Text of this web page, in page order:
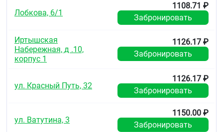
Лобкова, 6/1
1108.71 ₽
Забронировать
Иртышская
Набережная, д .10,
корпус 1
1126.17 ₽
Забронировать
ул. Красный Путь, 32
1126.17 ₽
Забронировать
ул. Ватутина, 3
1150.00 ₽
Забронировать